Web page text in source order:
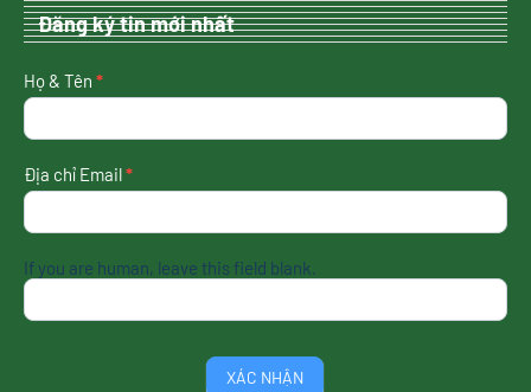
Đăng ký tin mới nhất
nhận
tin
nhất
Họ & Tên *
Địa chỉ Email*
If you are human, leave this field blank.
XÁC NHẬN